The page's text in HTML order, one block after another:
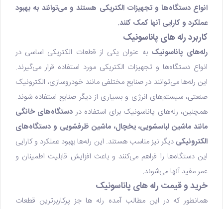
انواع دستگاه‌ها و تجهیزات الکتریکی هستند و می‌توانند به بهبود
عملکرد و کارایی آنها کمک کنند.
کاربرد رله های پاناسونیک
رله‌های پاناسونیک به عنوان یکی از قطعات الکتریکی اساسی در
انواع دستگاه‌ها و تجهیزات الکتریکی مورد استفاده قرار می‌گیرند.
این رله‌ها می‌توانند در صنایع مختلفی مانند خودروسازی، الکترونیک
صنعتی، سیستم‌های انرژی و بسیاری از دیگر صنایع استفاده شوند.
همچنین، رله‌های پاناسونیک برای استفاده در دستگاه‌های خانگی
مانند ماشین لباسشویی، یخچال، ماشین ظرفشویی و دستگاه‌های
الکترونیکی دیگر نیز مناسب هستند. این رله‌ها بهبود عملکرد و کارایی
این دستگاه‌ها را فراهم می‌کنند و باعث افزایش قابلیت اطمینان و
عمر مفید آنها می‌شوند.
خرید و قیمت رله های پاناسونیک
همانطور که در این مطالب آمده رله ها جز پرکاربرترین قطعات